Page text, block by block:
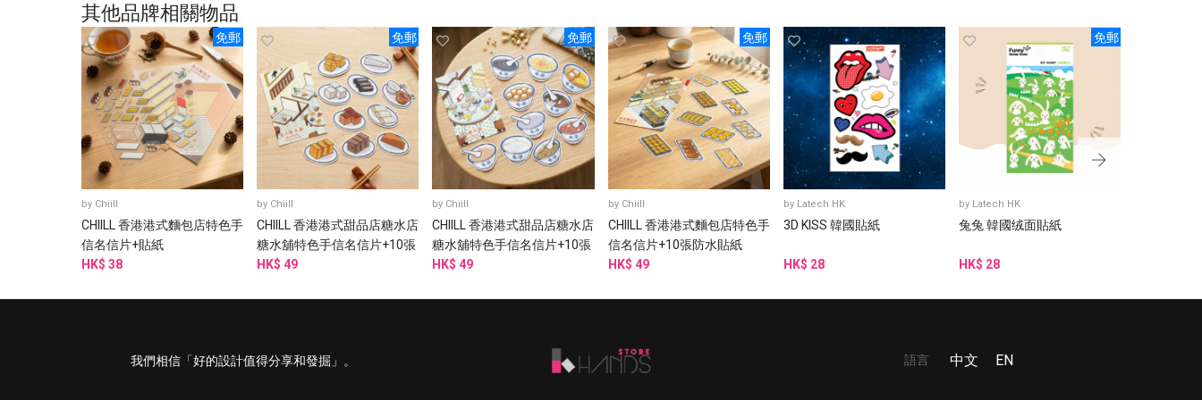
其他品牌相關物品
免郵
by Chiill
CHIILL 香港港式麵包店特色手
信名信片+貼紙
HK$ 38
免郵
by Chiill
CHIILL 香港港式甜品店糖水店
糖水舖特色手信名信片+10張
防水貼紙
HK$ 49
免郵
by Chiill
CHIILL 香港港式甜品店糖水店
糖水舖特色手信名信片+10張
防水貼紙
HK$ 49
免郵
by Chiill
CHIILL 香港港式麵包店特色手
信名信片+10張防水貼紙
HK$ 49
by Latech HK
3D KISS 韓國貼紙
HK$ 28
免郵
by Latech HK
兔兔 韓國绒面貼紙
HK$ 28
我們相信「好的設計值得分享和發掘」。 語言 中文 EN